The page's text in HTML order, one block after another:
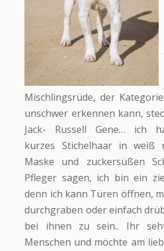
Mischlingsrüde, der
unschwer erkennen kann,
Jack- Russell Gene… ich
kurzes Stichelhaar in weiß
Maske und zuckersüßen
Pfleger sagen, ich bin ein
denn ich kann Türen öffnen,
durchgraben oder einfach
bei ihnen zu sein.. Ihr
Menschen und möchte am